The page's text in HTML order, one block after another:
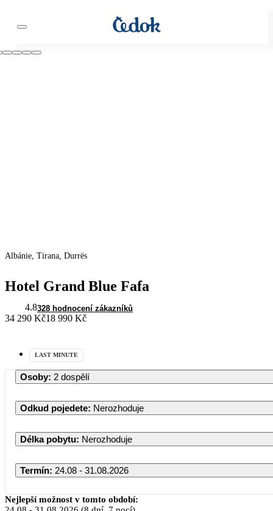
Albánie, Tirana, Durrës
Hotel Grand Blue Fafa
4.8328 hodnocení zákazníků
34 290 Kč18 990 Kč
LAST MINUTE
Osoby: 2 dospělí
Odkud pojedete: Nerozhoduje
Délka pobytu: Nerozhoduje
Termín: 24.08 - 31.08.2026
Nejlepší možnost v tomto období: